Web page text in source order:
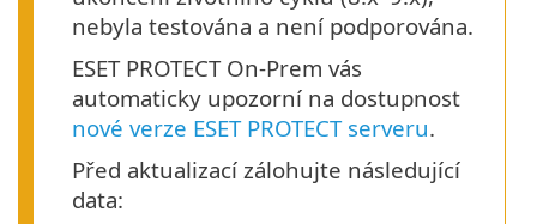
nebyla testována a není podporována.
ESET PROTECT On-Prem vás
automaticky upozorní na dostupnost
nové verze ESET PROTECT serveru.
Před aktualizací zálohujte následující
data: